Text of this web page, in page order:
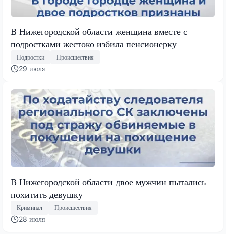
В Нижегородской области женщина вместе с
подростками жестоко избила пенсионерку
Подростки Происшествия
29 июля
В Нижегородской области двое мужчин пытались
похитить девушку
Криминал Происшествия
28 июля